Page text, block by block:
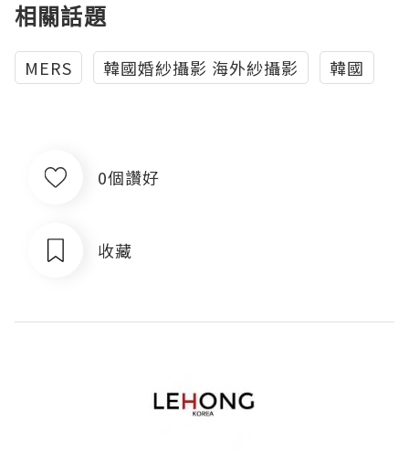
相關話題
MERS 韓國婚紗攝影 海外紗攝影 韓國
0個讚好
收藏